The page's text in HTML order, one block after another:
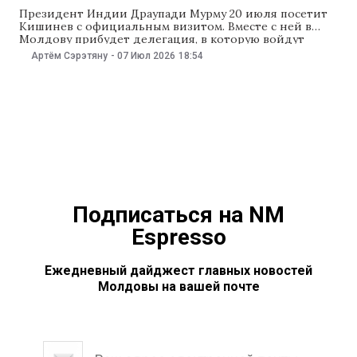
Президент Индии Драупади Мурму 20 июля посетит
Кишинев с официальным визитом. Вместе с ней в
Молдову прибудет делегация, в которую войдут
около 40 представителей индийского бизнеса. Об
этом сообщило Агентство инвестиций. В рамках
Артём Сэрэтяну - 07 Июл 2026 18:54
Подписаться на NM
Espresso
Ежедневный дайджест главных новостей
Молдовы на вашей почте